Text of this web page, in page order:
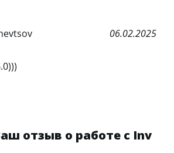
06.02.2025
отзыв о работе с Inv